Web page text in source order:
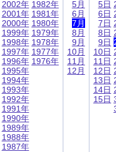
2002年
2001年
2000年
1999年
1998年
1997年
1996年
1995年
1994年
1993年
1992年
1991年
1990年
1989年
1988年
1987年
1982年
1981年
1980年
1979年
1978年
1977年
1976年
5月
6月
7月
8月
9月
10月
11月
12月
5日
6日
7日
8日
9日
10日
11日
12日
13日
14日
15日